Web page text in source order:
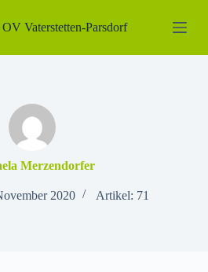
Vaterstetten-Parsdorf
Merzendorfer
2020 Artikel: 71